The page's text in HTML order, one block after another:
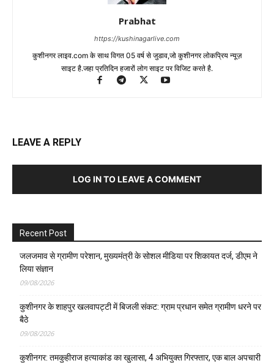
Prabhat
https://kushinagarlive.com
कुशीनगर लाइव.com के साथ विगत 05 वर्ष से जुडाव,जो कुशीनगर लोकप्रिय न्यूज़
साइट है.जहा प्रतिदिन हजारों लोग साइट पर विजिट करते है.
LEAVE A REPLY
LOG IN TO LEAVE A COMMENT
Recent Post
जलजमाव से ग्रामीण परेशान, मुख्यमंत्री के सोशल मीडिया पर शिकायत दर्ज, डीएम ने
लिया संज्ञान
09/08/2026
कुशीनगर के शाहपुर खलवापट्टी में बिजली संकट: ग्राम प्रधान समेत ग्रामीण धरने पर
बैठे
09/08/2026
कुशीनगर: तमकुहीराज हत्याकांड का खुलासा, 4 अभियुक्त गिरफ्तार, एक बाल अपचारी